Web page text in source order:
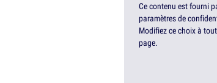
Ce contenu est fourni
paramètres de
Modifiez ce choix à
page.